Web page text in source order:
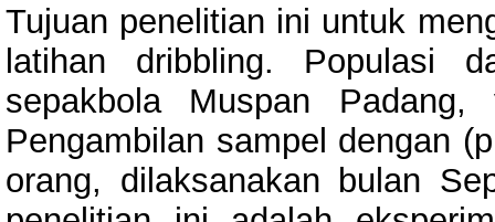
Tujuan penelitian ini untuk
latihan dribbling. Populasi
sepakbola Muspan
Pengambilan sampel dengan
orang, dilaksanakan bulan